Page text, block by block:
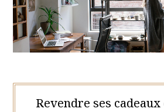
Revendre ses